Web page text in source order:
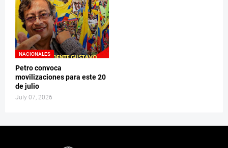
NACIONALES
Petro convoca
movilizaciones para este 20
de julio
July 07, 2026